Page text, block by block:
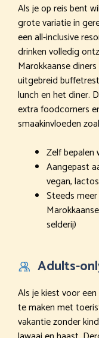
Als je op reis bent
grote variatie in
een all-inclusive
drinken volledig
Marokkaanse
uitgebreid
lunch en het diner.
extra foodcorners
smaakinvloeden
Zelf
Aangepast
vegan,
Steeds
selderij)
Adults-
Als je kiest voor
te maken met
vakantie zonder